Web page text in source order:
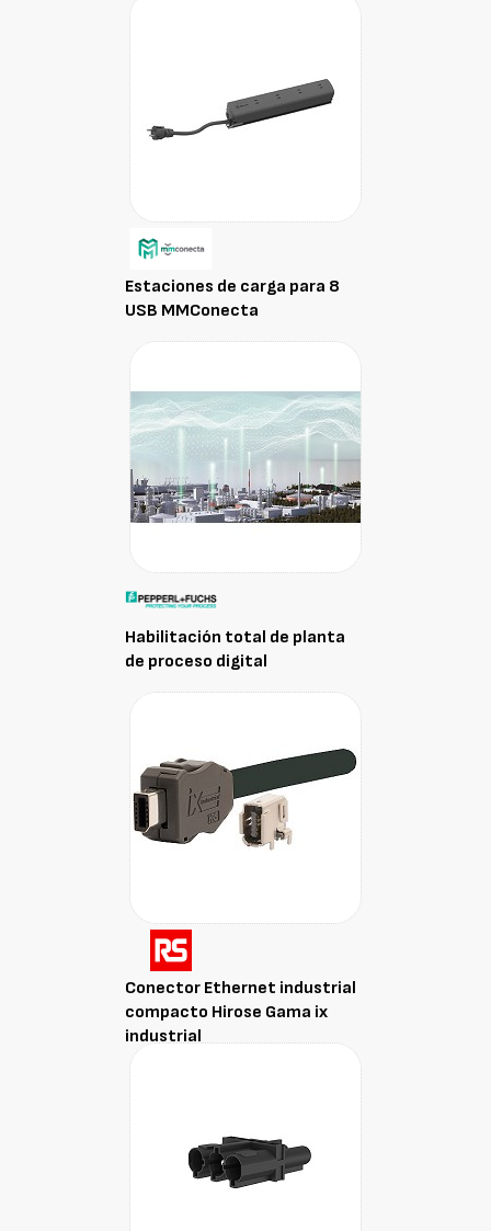
Estaciones de carga para 8
USB MMConecta
Habilitación total de planta
de proceso digital
Conector Ethernet industrial
compacto Hirose Gama ix
industrial